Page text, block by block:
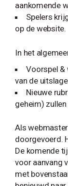
aankomende
Spelers
op de website.
In het
Voorspel &
van de
Nieuwe
geheim)
Als
doorgevoerd.
De komende
voor aanvang
met